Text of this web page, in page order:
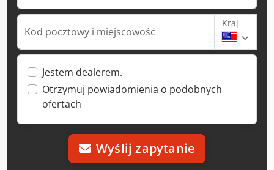
Kod pocztowy i miejscowość
Kraj
Jestem dealerem.
Otrzymuj powiadomienia o podobnych
ofertach
Wyślij zapytanie